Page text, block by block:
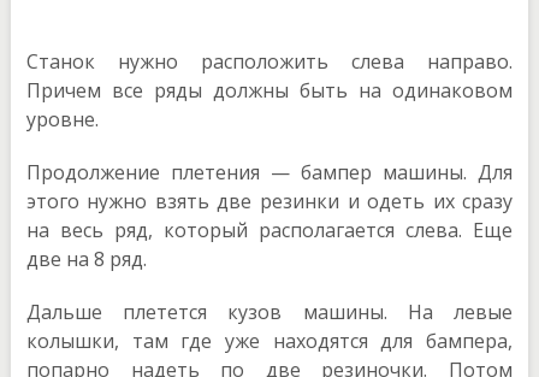
Станок нужно расположить слева направо.
Причем все ряды должны быть на одинаковом
уровне.
Продолжение плетения — бампер машины. Для
этого нужно взять две резинки и одеть их сразу
на весь ряд, который располагается слева. Еще
две на 8 ряд.
Дальше плетется кузов машины. На левые
колышки, там где уже находятся для бампера,
попарно надеть по две резиночки. Потом